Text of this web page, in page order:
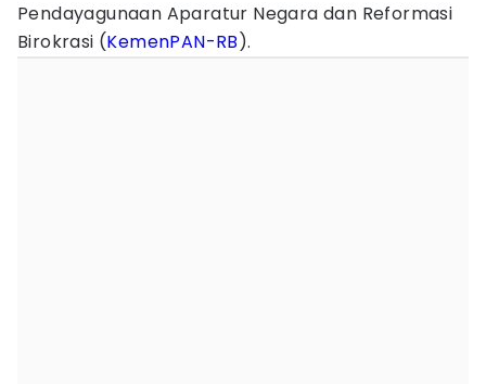
Pendayagunaan Aparatur Negara dan Reformasi
Birokrasi (KemenPAN-RB).